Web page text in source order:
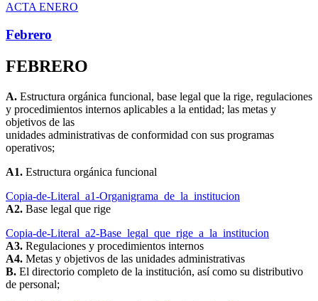
ACTA ENERO
Febrero
FEBRERO
A. Estructura orgánica funcional, base legal que la rige, regulaciones
y procedimientos internos aplicables a la entidad; las metas y
objetivos de las
unidades administrativas de conformidad con sus programas
operativos;
A1. Estructura orgánica funcional
Copia-de-Literal_a1-Organigrama_de_la_institucion
A2. Base legal que rige
Copia-de-Literal_a2-Base_legal_que_rige_a_la_institucion
A3. Regulaciones y procedimientos internos
A4. Metas y objetivos de las unidades administrativas
B. El directorio completo de la institución, así como su distributivo
de personal;